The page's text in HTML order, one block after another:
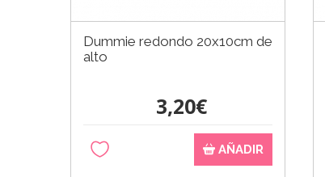
Dummie redondo 20x10cm de
alto
3,20€
AÑADIR